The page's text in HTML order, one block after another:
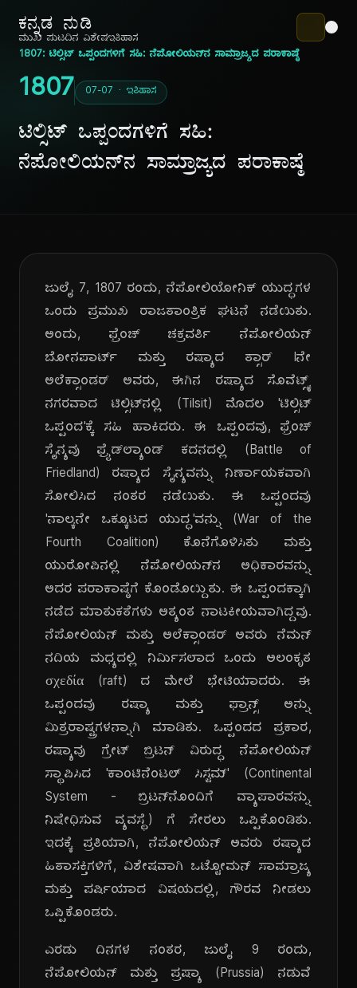
ಕನ್ನಡ ನುಡಿ
ಮುಖ ಪುಟದಿನ ವಿಶೇಷಇತಿಹಾಸ
1807: ಟಿಲ್ಸಿಟ್ ಒಪ್ಪಂದಗಳಿಗೆ ಸಹಿ: ನೆಪೋಲಿಯನ್‌ನ ಸಾಮ್ರಾಜ್ಯದ ಪರಾಕಾಷ್ಠೆ
1807 07-07 · ಇತಿಹಾಸ
ಟಿಲ್ಸಿಟ್ ಒಪ್ಪಂದಗಳಿಗೆ ಸಹಿ:
ನೆಪೋಲಿಯನ್‌ನ ಸಾಮ್ರಾಜ್ಯದ ಪರಾಕಾಷ್ಠೆ
ಜುಲೈ 7, 1807 ರಂದು, ನೆಪೋಲಿಯೋನಿಕ್ ಯುದ್ಧಗಳ
ಒಂದು ಪ್ರಮುಖ ರಾಜತಾಂತ್ರಿಕ ಘಟನೆ ನಡೆಯಿತು.
ಅಂದು, ಫ್ರೆಂಚ್ ಚಕ್ರವರ್ತಿ ನೆಪೋಲಿಯನ್
ಬೋನಪಾರ್ಟ್ ಮತ್ತು ರಷ್ಯಾದ ತ್ಸಾರ್ Iನೇ
ಅಲೆಕ್ಸಾಂಡರ್ ಅವರು, ಈಗಿನ ರಷ್ಯಾದ ಸೊವೆಟ್ಸ್ಕ್
ನಗರವಾದ ಟಿಲ್ಸಿಟ್‌ನಲ್ಲಿ (Tilsit) ಮೊದಲ 'ಟಿಲ್ಸಿಟ್
ಒಪ್ಪಂದ'ಕ್ಕೆ ಸಹಿ ಹಾಕಿದರು. ಈ ಒಪ್ಪಂದವು, ಫ್ರೆಂಚ್
ಸೈನ್ಯವು ಫ್ರೈಡ್‌ಲ್ಯಾಂಡ್ ಕದನದಲ್ಲಿ (Battle of
Friedland) ರಷ್ಯಾದ ಸೈನ್ಯವನ್ನು ನಿರ್ಣಾಯಕವಾಗಿ
ಸೋಲಿಸಿದ ನಂತರ ನಡೆಯಿತು. ಈ ಒಪ್ಪಂದವು
'ನಾಲ್ಕನೇ ಒಕ್ಕೂಟದ ಯುದ್ಧ'ವನ್ನು (War of the
Fourth Coalition) ಕೊನೆಗೊಳಿಸಿತು ಮತ್ತು
ಯುರೋಪಿನಲ್ಲಿ ನೆಪೋಲಿಯನ್‌ನ ಅಧಿಕಾರವನ್ನು
ಅದರ ಪರಾಕಾಷ್ಠೆಗೆ ಕೊಂಡೊಯ್ದಿತು. ಈ ಒಪ್ಪಂದಕ್ಕಾಗಿ
ನಡೆದ ಮಾತುಕತೆಗಳು ಅತ್ಯಂತ ನಾಟಕೀಯವಾಗಿದ್ದವು.
ನೆಪೋಲಿಯನ್ ಮತ್ತು ಅಲೆಕ್ಸಾಂಡರ್ ಅವರು ನೆಮನ್
ನದಿಯ ಮಧ್ಯದಲ್ಲಿ ನಿರ್ಮಿಸಲಾದ ಒಂದು ಅಲಂಕೃತ
σχεδία (raft) ದ ಮೇಲೆ ಭೇಟಿಯಾದರು. ಈ
ಒಪ್ಪಂದವು ರಷ್ಯಾ ಮತ್ತು ಫ್ರಾನ್ಸ್ ಅನ್ನು
ಮಿತ್ರರಾಷ್ಟ್ರಗಳನ್ನಾಗಿ ಮಾಡಿತು. ಒಪ್ಪಂದದ ಪ್ರಕಾರ,
ರಷ್ಯಾವು ಗ್ರೇಟ್ ಬ್ರಿಟನ್ ವಿರುದ್ಧ ನೆಪೋಲಿಯನ್
ಸ್ಥಾಪಿಸಿದ 'ಕಾಂಟಿನೆಂಟಲ್ ಸಿಸ್ಟಮ್' (Continental
System - ಬ್ರಿಟನ್‌ನೊಂದಿಗೆ ವ್ಯಾಪಾರವನ್ನು
ನಿಷೇಧಿಸುವ ವ್ಯವಸ್ಥೆ) ಗೆ ಸೇರಲು ಒಪ್ಪಿಕೊಂಡಿತು.
ಇದಕ್ಕೆ ಪ್ರತಿಯಾಗಿ, ನೆಪೋಲಿಯನ್ ಅವರು ರಷ್ಯಾದ
ಹಿತಾಸಕ್ತಿಗಳಿಗೆ, ವಿಶೇಷವಾಗಿ ಒಟ್ಟೋಮನ್ ಸಾಮ್ರಾಜ್ಯ
ಮತ್ತು ಪರ್ಷಿಯಾದ ವಿಷಯದಲ್ಲಿ, ಗೌರವ ನೀಡಲು
ಒಪ್ಪಿಕೊಂಡರು.
ಎರಡು ದಿನಗಳ ನಂತರ, ಜುಲೈ 9 ರಂದು,
ನೆಪೋಲಿಯನ್ ಮತ್ತು ಪ್ರಷ್ಯಾ (Prussia) ನಡುವೆ